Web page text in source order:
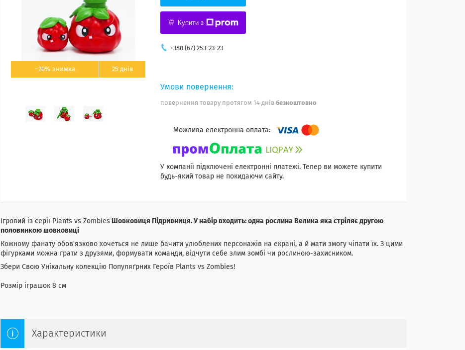
–20% 25 днів
Купити з
+380 (67) 253-23-23
повернення товару протягом 14 днів безкоштовно
У компанії підключені електронні платежі. Тепер ви можете купити
будь-який товар не покидаючи сайту.
Ігровий із серії Plants vs Zombies Шовковиця Підривниця. У набір входить: одна рослина Велика яка стріляє другою
половинкою шовковиці
Кожному фанату обов'язково хочеться не лише бачити улюблених персонажів на екрані, а й мати змогу чіпати їх. З цими
фігурками можна грати з друзями, формувати команди, відчути себе злим зомбі чи рослиною-захисником.
Збери Свою Унікальну колекцію Популяґрних Героїв Plants vs Zombies!
Розмір іграшок 8 см
Характеристики